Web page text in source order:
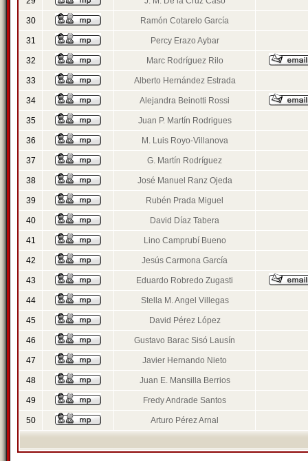
30 Ramón Cotarelo García
31 Percy Erazo Aybar
32 Marc Rodríguez Rilo
33 Alberto Hernández Estrada
34 Alejandra Beinotti Rossi
35 Juan P. Martín Rodrigues
36 M. Luis Royo-Villanova
37 G. Martín Rodríguez
38 José Manuel Ranz Ojeda
39 Rubén Prada Miguel
40 David Díaz Tabera
41 Lino Camprubí Bueno
42 Jesús Carmona García
43 Eduardo Robredo Zugasti
44 Stella M. Angel Villegas
45 David Pérez López
46 Gustavo Barac Sisó Lausín
47 Javier Hernando Nieto
48 Juan E. Mansilla Berrios
49 Fredy Andrade Santos
50 Arturo Pérez Arnal